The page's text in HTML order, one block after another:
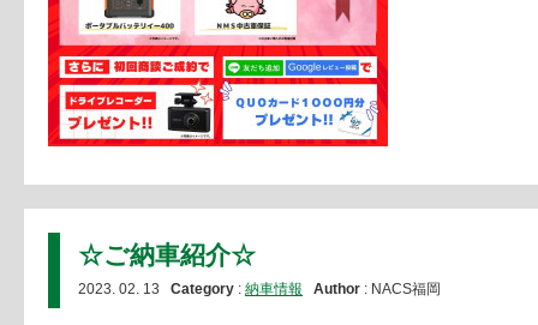
☆ご納車紹介☆
2023. 02. 13 Category : 納車情報 Author : NACS福岡